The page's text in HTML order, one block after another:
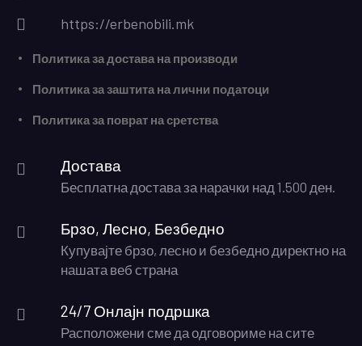
https://erbenobili.mk
Политика за достава на производи
Политика за заштита на лични податоци
Политика за поврат на сретства
Достава
Бесплатна достава за нарачки над 1.500 ден.
Брзо, Лесно, Безбедно
Купувајте брзо, лесно и безбедно директно на
нашата веб страна
24/7 Онлајн подршка
Расположени сме да одговориме на сите